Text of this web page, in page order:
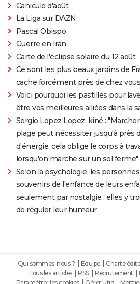
Canicule d'août
La Liga sur DAZN
Pascal Obispo
Guerre en Iran
Carte de l'éclipse solaire du 12 août
Ce sont les plus beaux jardins de
cache forcément près de chez vous
Voici pourquoi les pastilles pour
être vos meilleures alliées dans la
Sergio Lopez Lopez, kiné :
plage peut nécessiter jusqu'à près
d'énergie, cela oblige le corps à
lorsqu'on marche sur un sol ferme"
Selon la psychologie, les
souvenirs de l'enfance de leurs
seulement par nostalgie : elles y
de réguler leur humeur
Qui sommes-nous ? Equipe Charte
Tous les articles
RSS Recrutement